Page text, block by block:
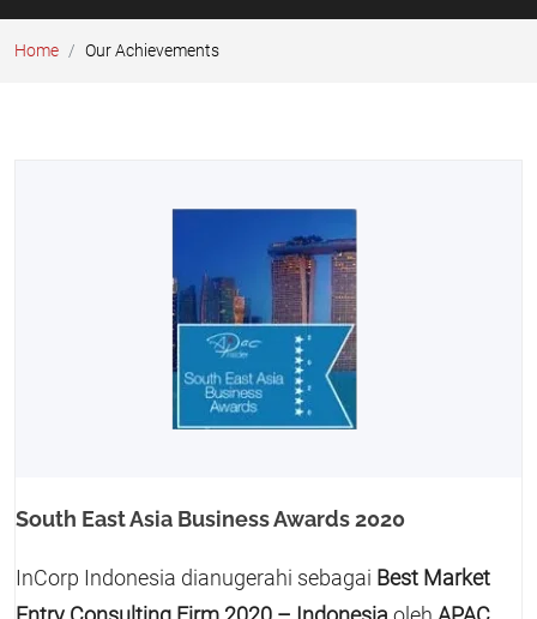
Home Our Achievements
South East Asia Business Awards 2020
InCorp Indonesia dianugerahi sebagai Best Market